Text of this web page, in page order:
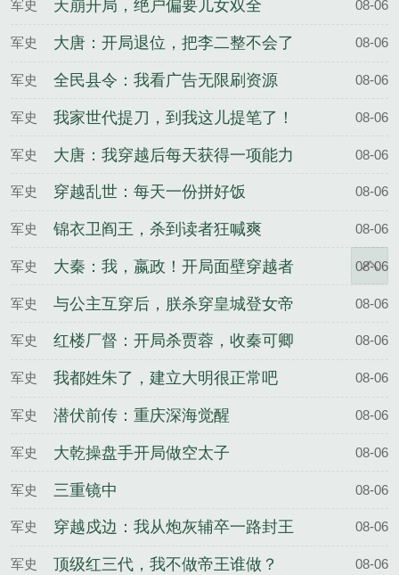
军史 天崩开局，绝户偏要儿女双全 08-06
军史 大唐：开局退位，把李二整不会了 08-06
军史 全民县令：我看广告无限刷资源 08-06
军史 我家世代提刀，到我这儿提笔了！ 08-06
军史 大唐：我穿越后每天获得一项能力 08-06
军史 穿越乱世：每天一份拼好饭 08-06
军史 锦衣卫阎王，杀到读者狂喊爽 08-06
军史 大秦：我，嬴政！开局面壁穿越者 08-06
军史 与公主互穿后，朕杀穿皇城登女帝 08-06
军史 红楼厂督：开局杀贾蓉，收秦可卿 08-06
军史 我都姓朱了，建立大明很正常吧 08-06
军史 潜伏前传：重庆深海觉醒 08-06
军史 大乾操盘手开局做空太子 08-06
军史 三重镜中 08-06
军史 穿越戍边：我从炮灰辅卒一路封王 08-06
军史 顶级红三代，我不做帝王谁做？ 08-06